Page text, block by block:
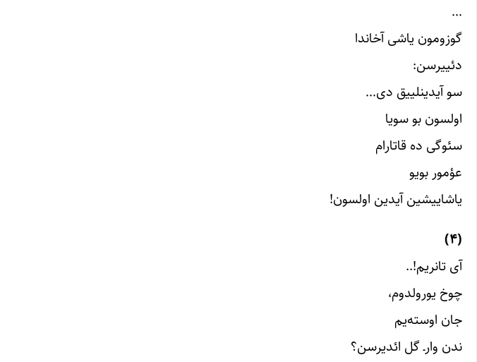
…
گوزومون یاشی آخاندا
دئییرسن:
سو آیدینلییق دی…
اولسون بو سویا
سئوگی‌ ده قاتارام
عؤمور بویو
یاشاییشین آیدین اولسون!
(۴)
آی تانریم!..
چوخ یورولدوم،
جان اوسته‌یم
ندن وار‌ـ‌ گل ائدیرسن؟